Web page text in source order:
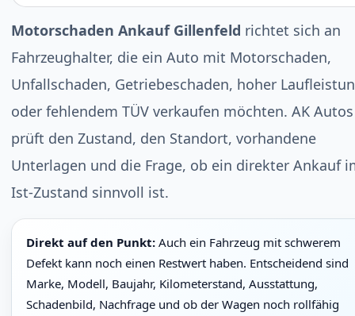
Motorschaden Ankauf Gillenfeld richtet sich an
Fahrzeughalter, die ein Auto mit Motorschaden,
Unfallschaden, Getriebeschaden, hoher
oder fehlendem TÜV verkaufen möchten. AK Autos
prüft den Zustand, den Standort, vorhandene
Unterlagen und die Frage, ob ein direkter Ankauf
Ist-Zustand sinnvoll ist.
Direkt auf den Punkt: Auch ein Fahrzeug mit schwerem
Defekt kann noch einen Restwert haben. Entscheidend sind
Marke, Modell, Baujahr, Kilometerstand, Ausstattung,
Schadenbild, Nachfrage und ob der Wagen noch rollfähig